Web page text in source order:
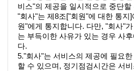
비스"의 제공을 일시적으로 중단
"회사"는 제8조["회원"에 대한 통지]
원"에게 통지합니다. 다만, "회사"
는 부득이한 사유가 있는 경우 사
다.
5."회사"는 서비스의 제공에 필요한
할 수 있으며, 정기점검시간은 서